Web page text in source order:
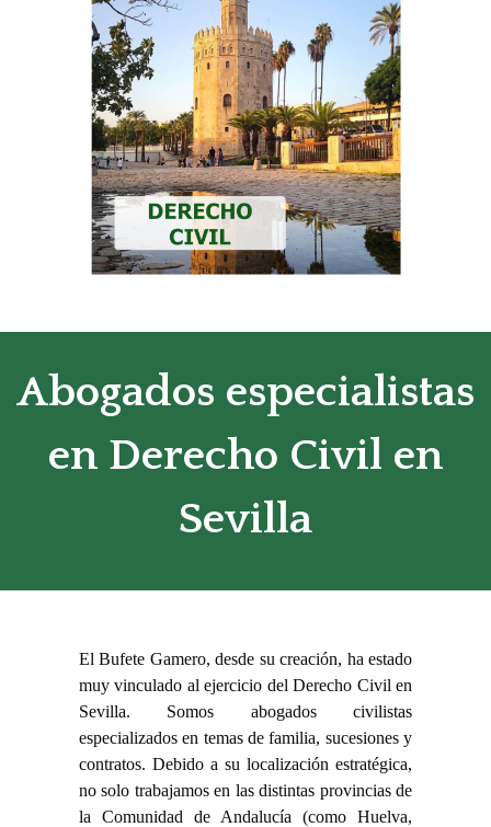
Abogados especialistas
en Derecho Civil en
Sevilla
El Bufete Gamero, desde su creación, ha estado
muy vinculado al ejercicio del Derecho Civil en
Sevilla. Somos abogados civilistas
especializados en temas de familia, sucesiones y
contratos. Debido a su localización estratégica,
no solo trabajamos en las distintas provincias de
la Comunidad de Andalucía (como Huelva,